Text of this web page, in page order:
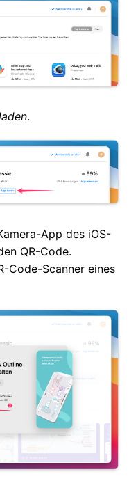
.
App des iOS-
QR-Code.
Code-Scanner eines